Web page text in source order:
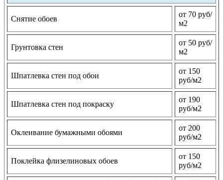
Снятие обоев
от 70 руб/
м2
Грунтовка стен
от 50 руб/
м2
Шпатлевка стен под обои
от 150
руб/м2
Шпатлевка стен под покраску
от 190
руб/м2
Оклеивание бумажными обоями
от 200
руб/м2
Поклейка флизелиновых обоев
от 150
руб/м2